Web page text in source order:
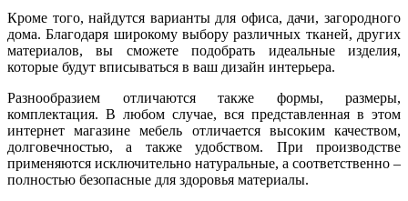
Кроме того, найдутся варианты для офиса, дачи, загородного
дома. Благодаря широкому выбору различных тканей, других
материалов, вы сможете подобрать идеальные изделия,
которые будут вписываться в ваш дизайн интерьера.
Разнообразием отличаются также формы, размеры,
комплектация. В любом случае, вся представленная в этом
интернет магазине мебель отличается высоким качеством,
долговечностью, а также удобством. При производстве
применяются исключительно натуральные, а соответственно –
полностью безопасные для здоровья материалы.